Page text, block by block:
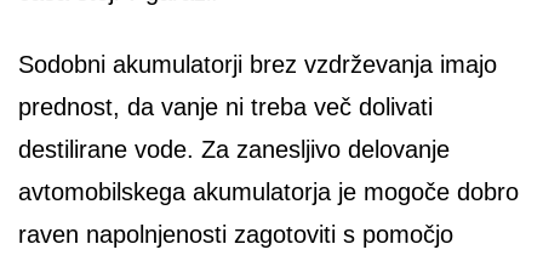
Sodobni akumulatorji brez vzdrževanja imajo
prednost, da vanje ni treba več dolivati
destilirane vode. Za zanesljivo delovanje
avtomobilskega akumulatorja je mogoče dobro
raven napolnjenosti zagotoviti s pomočjo